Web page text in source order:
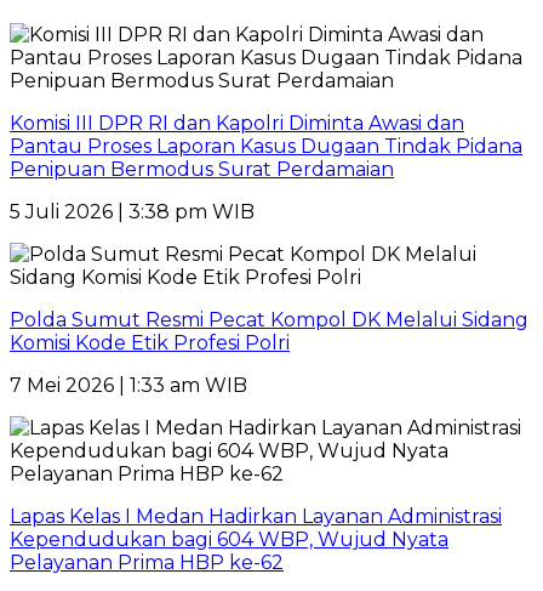
Komisi III DPR RI dan Kapolri Diminta Awasi dan
Pantau Proses Laporan Kasus Dugaan Tindak Pidana
Penipuan Bermodus Surat Perdamaian
5 Juli 2026 | 3:38 pm WIB
Polda Sumut Resmi Pecat Kompol DK Melalui Sidang
Komisi Kode Etik Profesi Polri
7 Mei 2026 | 1:33 am WIB
Lapas Kelas I Medan Hadirkan Layanan Administrasi
Kependudukan bagi 604 WBP, Wujud Nyata
Pelayanan Prima HBP ke-62